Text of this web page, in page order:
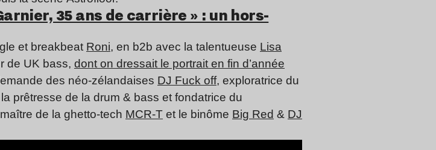
35 ans de carrière » : un hors-
et breakbeat Roni, en b2b avec la talentueuse Lisa
de UK bass, dont on dressait le portrait en fin d’année
des néo-zélandaises DJ Fuck off, exploratrice du
la prêtresse de la drum & bass et fondatrice du
de la ghetto-tech MCR-T et le binôme Big Red & DJ